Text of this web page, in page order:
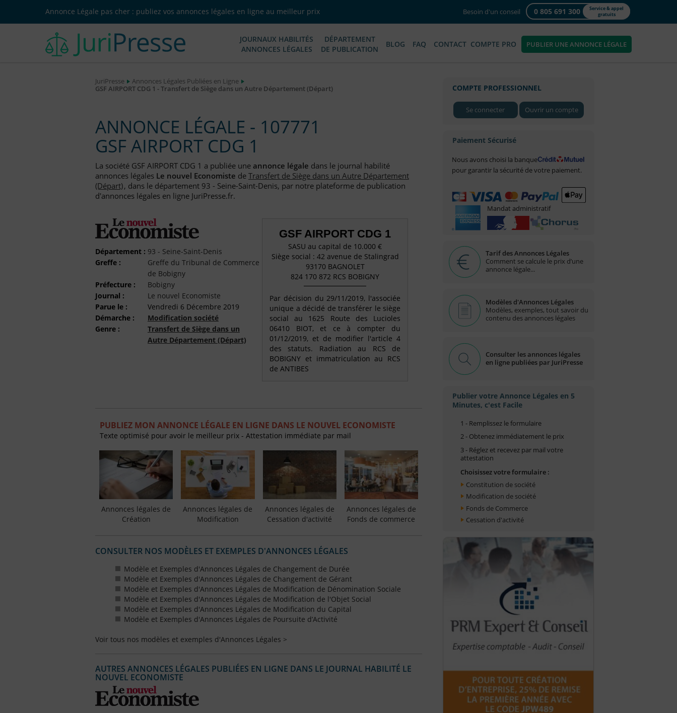
Annonce Légale pas cher : publiez vos annonces légales en ligne au meilleur prix Besoin d'un conseil 0 805 691 300
Service & appel
gratuits
JOURNAUX HABILITÉS
ANNONCES LÉGALES
DÉPARTEMENT
DE PUBLICATION
BLOG FAQ CONTACT COMPTE PRO PUBLIER UNE ANNONCE LÉGALE
JuriPresse
Annonces Légales Publiées en Ligne
GSF AIRPORT CDG 1 - Transfert de Siège dans un Autre Département (Départ)
ANNONCE LÉGALE - 107771
GSF AIRPORT CDG 1
La société GSF AIRPORT CDG 1 a publiée une annonce légale dans le journal habilité
annonces légales Le nouvel Economiste deTransfert de Siège dans un Autre Département
(Départ), dans le département 93 - Seine-Saint-Denis, par notre plateforme de publication
d'annonces légales en ligne JuriPresse.fr.
Département : 93 - Seine-Saint-Denis
Greffe :
Greffe du Tribunal de Commerce
de Bobigny
Préfecture :
Bobigny
Journal :
Le nouvel Economiste
Parue le :
Vendredi 6 Décembre 2019
Démarche :
Modification société
Genre :
Transfert de Siège dans un
Autre Département (Départ)
GSF AIRPORT CDG 1
SASU au capital de 10.000 €
Siège social : 42 avenue de Stalingrad
93170 BAGNOLET
824 170 872 RCS BOBIGNY
Par décision du 29/11/2019, l'associée
unique a décidé de transférer le siège
social au 1625 Route des Lucioles
06410 BIOT, et ce à compter du
01/12/2019, et de modifier l'article 4
des statuts. Radiation au RCS de
BOBIGNY et immatriculation au RCS
de ANTIBES
PUBLIEZ MON ANNONCE LÉGALE EN LIGNE DANS LE NOUVEL ECONOMISTE
Texte optimisé pour avoir le meilleur prix - Attestation immédiate par mail
Annonces légales de
Création
Annonces légales de
Modification
Annonces légales de
Cessation d'activité
Annonces légales de
Fonds de commerce
CONSULTER NOS MODÈLES ET EXEMPLES D'ANNONCES LÉGALES
Modèle et Exemples d'Annonces Légales de Changement de Durée
Modèle et Exemples d'Annonces Légales de Changement de Gérant
Modèle et Exemples d'Annonces Légales de Modification de Dénomination Sociale
Modèle et Exemples d'Annonces Légales de Modification de l'Objet Social
Modèle et Exemples d'Annonces Légales de Modification du Capital
Modèle et Exemples d'Annonces Légales de Poursuite d’Activité
Voir tous nos modèles et exemples d'Annonces Légales >
AUTRES ANNONCES LÉGALES PUBLIÉES EN LIGNE DANS LE JOURNAL HABILITÉ LE
NOUVEL ECONOMISTE
COMPTE PROFESSIONNEL
Se connecter Ouvrir un compte
Paiement Sécurisé
Nous avons choisi la banque
pour garantir la sécurité de votre paiement.
Mandat administratif
Tarif des Annonces Légales
Comment se calcule le prix d’une
annonce légale...
Modèles d'Annonces Légales
Modèles, exemples, tout savoir du
contenu des annonces légales
Consulter les annonces légales
en ligne publiées par JuriPresse
Publier votre Annonce Légales en 5
Minutes, c'est Facile
1 - Remplissez le formulaire
2 - Obtenez immédiatement le prix
3 - Réglez et recevez par mail votre
attestation
Choisissez votre formulaire :
Constitution de société
Modification de société
Fonds de Commerce
Cessation d'activité